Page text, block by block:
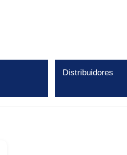
Distribuidores